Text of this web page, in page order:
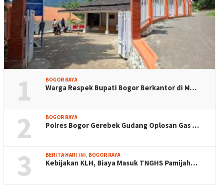
1 BOGOR RAYA
Warga Respek Bupati Bogor Berkantor di M…
2 BOGOR RAYA
Polres Bogor Gerebek Gudang Oplosan Gas …
3 BERITA HARI INI BOGOR RAYA
Kebijakan KLH, Biaya Masuk TNGHS Pamijah…